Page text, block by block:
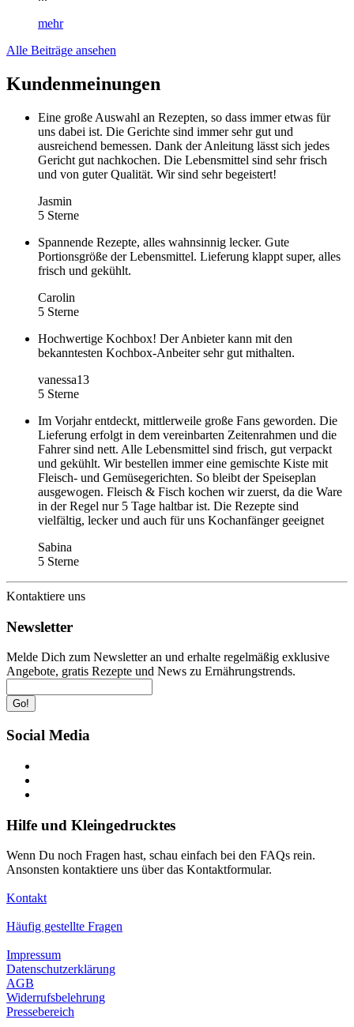
mehr
Alle Beiträge ansehen
Kundenmeinungen
Eine große Auswahl an Rezepten, so dass immer etwas für
uns dabei ist. Die Gerichte sind immer sehr gut und
ausreichend bemessen. Dank der Anleitung lässt sich jedes
Gericht gut nachkochen. Die Lebensmittel sind sehr frisch
und von guter Qualität. Wir sind sehr begeistert!
Jasmin
5 Sterne
Spannende Rezepte, alles wahnsinnig lecker. Gute
Portionsgröße der Lebensmittel. Lieferung klappt super, alles
frisch und gekühlt.
Carolin
5 Sterne
Hochwertige Kochbox! Der Anbieter kann mit den
bekanntesten Kochbox-Anbeiter sehr gut mithalten.
vanessa13
5 Sterne
Im Vorjahr entdeckt, mittlerweile große Fans geworden. Die
Lieferung erfolgt in dem vereinbarten Zeitenrahmen und die
Fahrer sind nett. Alle Lebensmittel sind frisch, gut verpackt
und gekühlt. Wir bestellen immer eine gemischte Kiste mit
Fleisch- und Gemüsegerichten. So bleibt der Speiseplan
ausgewogen. Fleisch & Fisch kochen wir zuerst, da die Ware
in der Regel nur 5 Tage haltbar ist. Die Rezepte sind
vielfältig, lecker und auch für uns Kochanfänger geeignet
Sabina
5 Sterne
Kontaktiere uns
Newsletter
Melde Dich zum Newsletter an und erhalte regelmäßig exklusive
Angebote, gratis Rezepte und News zu Ernährungstrends.
Go!
Social Media
Hilfe und Kleingedrucktes
Wenn Du noch Fragen hast, schau einfach bei den FAQs rein.
Ansonsten kontaktiere uns über das Kontaktformular.
Kontakt
Häufig gestellte Fragen
Impressum
Datenschutzerklärung
AGB
Widerrufsbelehrung
Pressebereich